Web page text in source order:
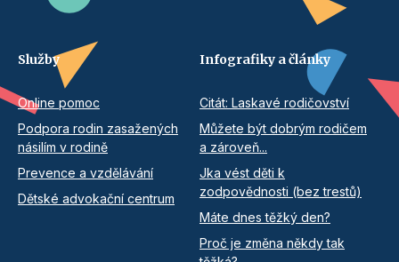
Služby
Online pomoc
Podpora rodin zasažených
násilím v rodině
Prevence a vzdělávání
Dětské advokační centrum
Infografiky a články
Citát: Laskavé rodičovství
Můžete být dobrým rodičem
a zároveň...
Jka vést děti k
zodpovědnosti (bez trestů)
Máte dnes těžký den?
Proč je změna někdy tak